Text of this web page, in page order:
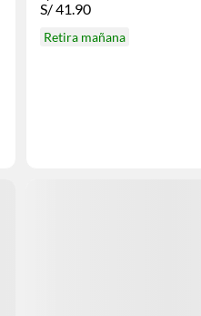
S/41.90
Retira mañana